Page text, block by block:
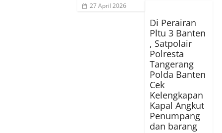
27 April 2026
Di Perairan
Pltu 3 Banten
, Satpolair
Polresta
Tangerang
Polda Banten
Cek
Kelengkapan
Kapal Angkut
Penumpang
dan barang